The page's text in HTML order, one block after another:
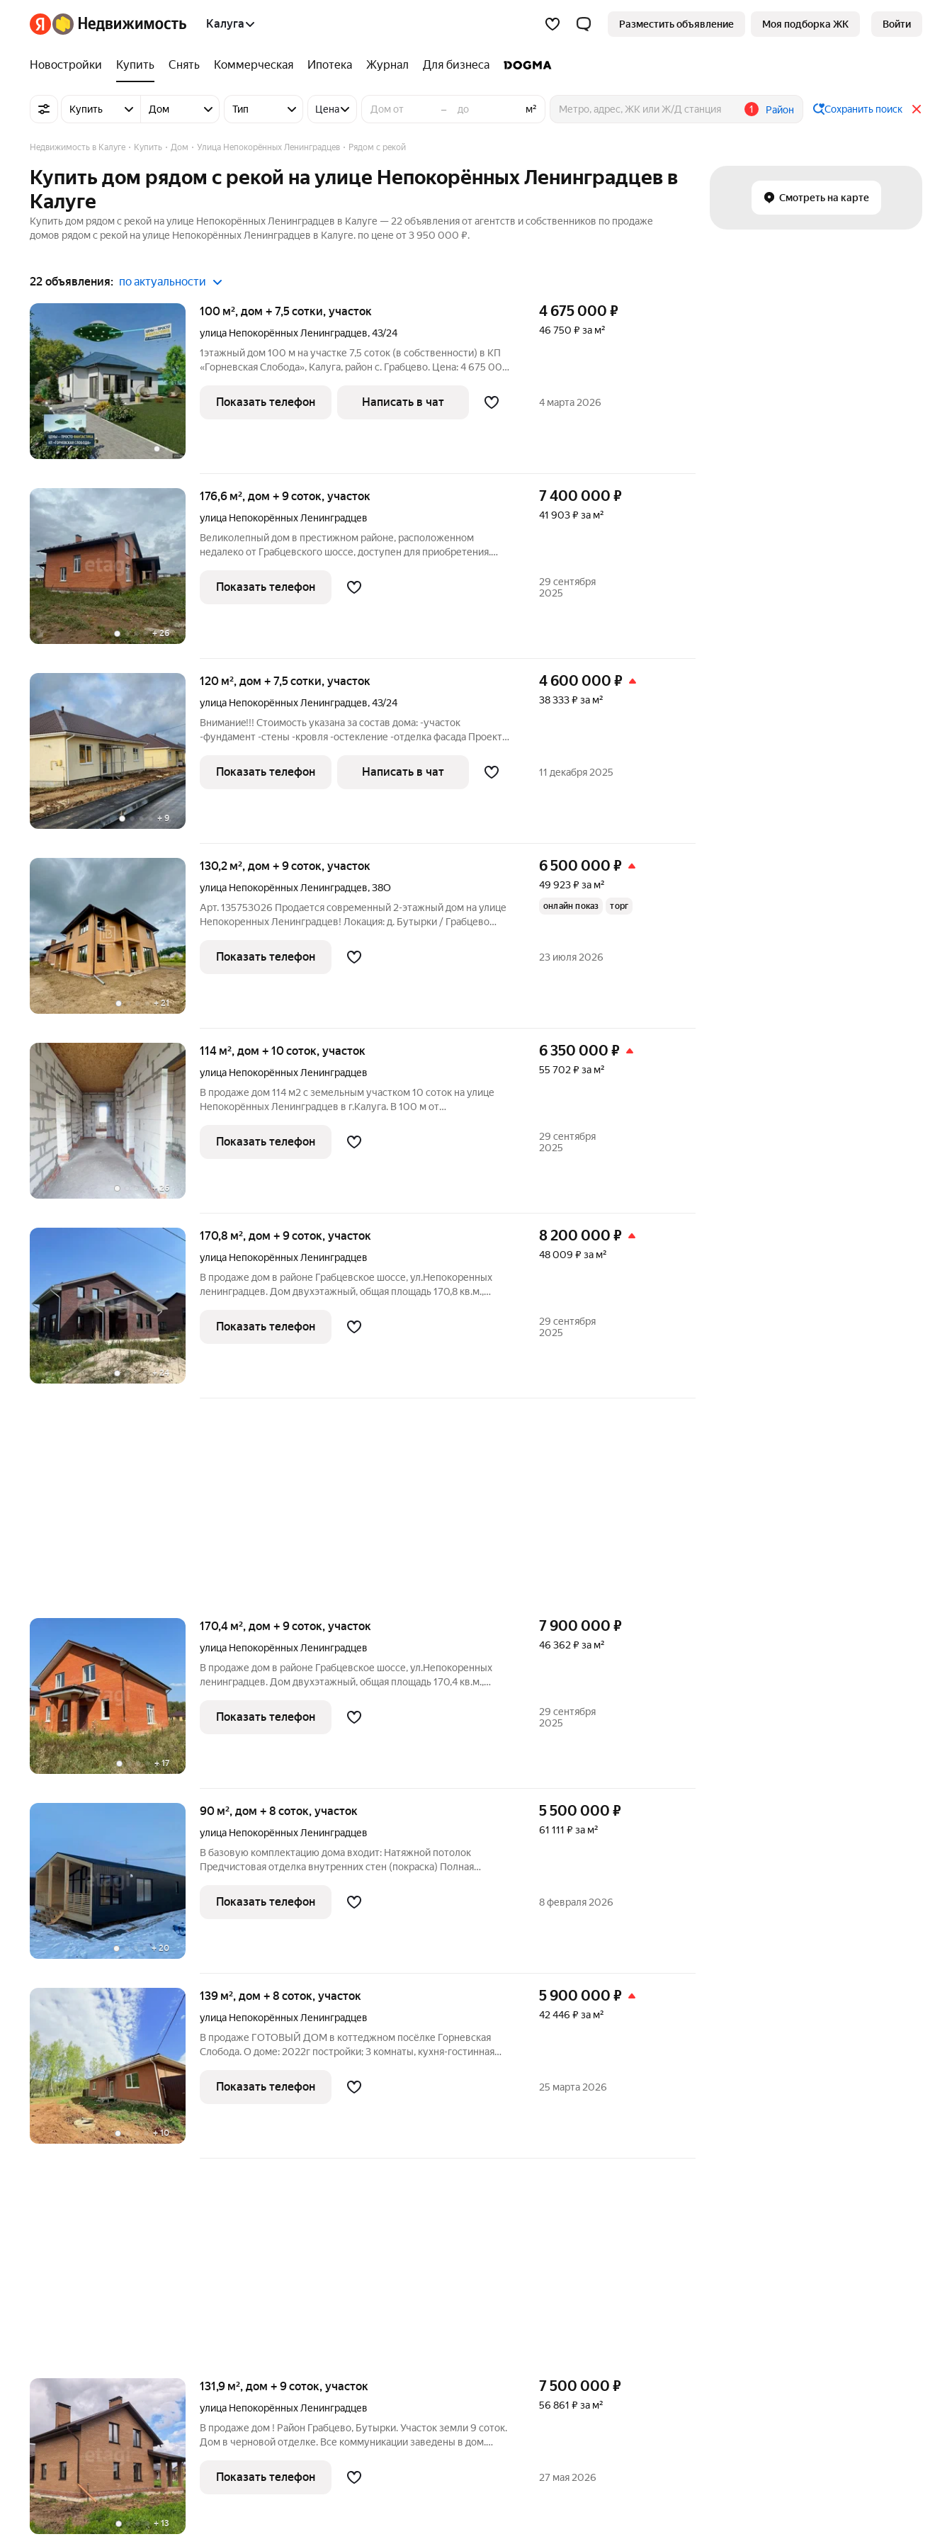
Калуга Разместить объявление Моя подборка ЖК Войти
Новостройки Купить Снять Коммерческая Ипотека Журнал Для бизнеса
Купить Дом Тип Цена – м² 1 Район Сохранить поиск
Смотреть на карте
Недвижимость в Калуге Купить Дом Улица Непокорённых Ленинградцев Рядом с рекой
Купить дом рядом с рекой на улице Непокорённых Ленинградцев в
Калуге
Купить дом рядом с рекой на улице Непокорённых Ленинградцев в Калуге — 22 объявления от агентств и собственников по продаже
домов рядом с рекой на улице Непокорённых Ленинградцев в Калуге. по цене от 3 950 000 ₽.
22 объявления: по актуальности
100 м², дом + 7,5 сотки, участок
улица Непокорённых Ленинградцев,43/24
1этажный дом 100 м на участке 7,5 соток (в собственности) в КП
«Горневская Слобода», Калуга, район с. Грабцево. Цена: 4 675 000
дома: 1 этаж, 100 м фундамент: ленточный стены: автоклавный
4 675 000 ₽
46 750 ₽ за м²
Показать телефон Написать в чат 4 марта 2026
+26
176,6 м², дом + 9 соток, участок
улица Непокорённых Ленинградцев
Великолепный дом в престижном районе, расположенном
недалеко от Грабцевского шоссе, доступен для приобретения.
метра, а также находится на участке земли площадью 9 соток.
Дом построен из
7 400 000 ₽
41 903 ₽ за м²
Показать телефон
29 сентября
2025
+ 9
120 м², дом + 7,5 сотки, участок
улица Непокорённых Ленинградцев,43/24
Вниманиe!!! Стоимость указана за состав дома: -участок
-фундамент -стены -кровля -остекление -отделка фасада Проект
работы можем выполнить дополнительно . КП "Горневская
Слобода"-это:
4 600 000 ₽
38 333 ₽ за м²
Показать телефон Написать в чат 11 декабря 2025
+21
130,2 м², дом + 9 соток, участок
улица Непокорённых Ленинградцев,38О
Арт. 135753026 Продается современный 2-этажный дом на улице
Непокоренных Ленинградцев! Локация: д. Бутырки / Грабцево
доступность при этом уютная загородная атмосфера. Об объекте:
Стильный дом,
6 500 000 ₽
49 923 ₽ за м²
онлайн показ торг
Показать телефон 23 июля 2026
+26
114 м², дом + 10 соток, участок
улица Непокорённых Ленинградцев
В продаже дом 114 м2 с земельным участком 10 соток на улице
Непокорённых Ленинградцев в г.Калуга. В 100 м от
Фундамент - монолитная плита, высокий цоколь. Стены - газоблок
300 мм, облицовка
6 350 000 ₽
55 702 ₽ за м²
Показать телефон
29 сентября
2025
+24
170,8 м², дом + 9 соток, участок
улица Непокорённых Ленинградцев
В продаже дом в районе Грабцевское шоссе, ул.Непокоренных
ленинградцев. Дом двухэтажный, общая площадь 170,8 кв.м.,
облицован кирпичом, крыша утеплитель 200. На первом этаже
расположена большая
8 200 000 ₽
48 009 ₽ за м²
Показать телефон
29 сентября
2025
+17
170,4 м², дом + 9 соток, участок
улица Непокорённых Ленинградцев
В продаже дом в районе Грабцевское шоссе, ул.Непокоренных
ленинградцев. Дом двухэтажный, общая площадь 170,4 кв.м.,
облицован кирпичом, крыша утеплитель 200. На первом этаже
расположена большая
7 900 000 ₽
46 362 ₽ за м²
Показать телефон
29 сентября
2025
+20
90 м², дом + 8 соток, участок
улица Непокорённых Ленинградцев
В базовую комплектацию дома входит: Натяжной потолок
Предчистовая отделка внутренних стен (покраска) Полная
Ламинат Системы полного открывания окон в каждой комнате
Металлическая входная наружная
5 500 000 ₽
61 111 ₽ за м²
Показать телефон 8 февраля 2026
+10
139 м², дом + 8 соток, участок
улица Непокорённых Ленинградцев
В продаже ГОТОВЫЙ ДОМ в коттеджном посёлке Горневская
Слобода. О доме: 2022г постройки; 3 комнаты, кухня-гостинная
Тёплый пол на кухне, сан узле. В дом заведены ВСЕ
ЦЕНТРАЛЬНЫЕ
5 900 000 ₽
42 446 ₽ за м²
Показать телефон 25 марта 2026
+13
131,9 м², дом + 9 соток, участок
улица Непокорённых Ленинградцев
В продаже дом ! Район Грабцево, Бутырки. Участок земли 9 соток.
Дом в черновой отделке. Все коммуникации заведены в дом.
этаже : кухня, гостинная, столовая 40,2 м2., с входом на террасу
7 500 000 ₽
56 861 ₽ за м²
Показать телефон 27 мая 2026